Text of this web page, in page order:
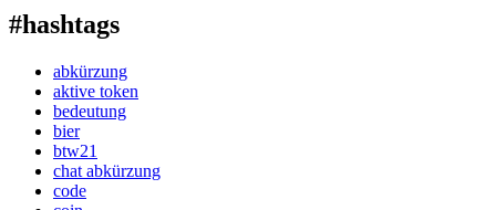
#hashtags
abkürzung
aktive token
bedeutung
bier
btw21
chat abkürzung
code